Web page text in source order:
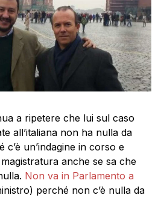
a ripetere che lui sul caso
all’italiana non ha nulla da
un’indagine in corso e
anche se sa che
Non va in Parlamento a
perché non c’è nulla da